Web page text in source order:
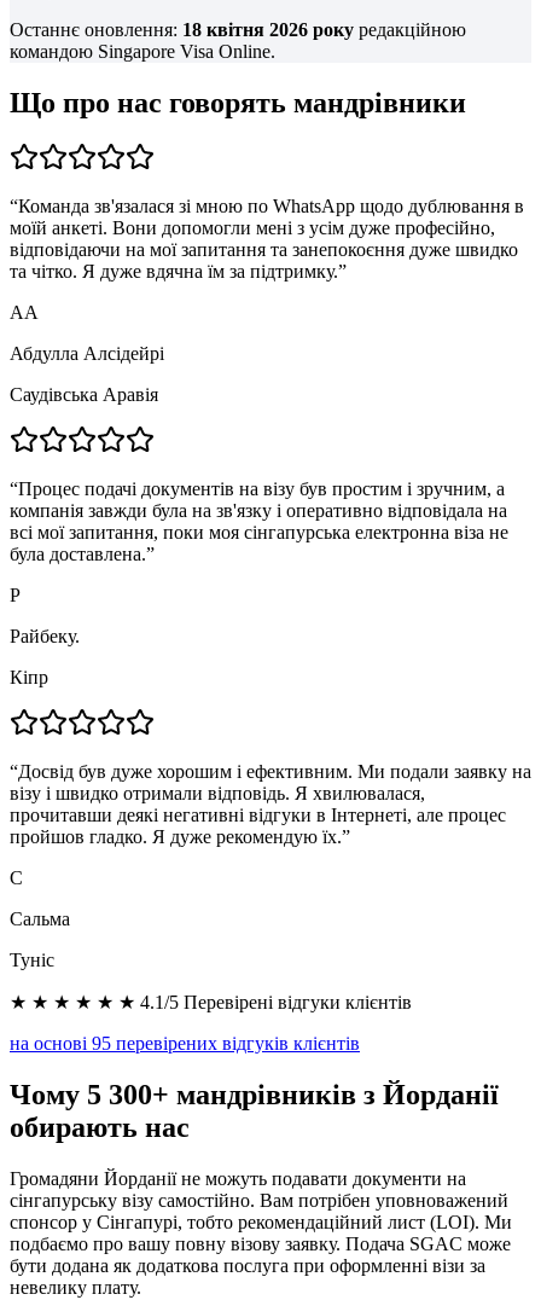
Останнє оновлення: 18 квітня 2026 року редакційною
командою Singapore Visa Online.
Що про нас говорять мандрівники
“Команда зв'язалася зі мною по WhatsApp щодо дублювання в
моїй анкеті. Вони допомогли мені з усім дуже професійно,
відповідаючи на мої запитання та занепокоєння дуже швидко
та чітко. Я дуже вдячна їм за підтримку.”
АА
Абдулла Алсідейрі
Саудівська Аравія
“Процес подачі документів на візу був простим і зручним, а
компанія завжди була на зв'язку і оперативно відповідала на
всі мої запитання, поки моя сінгапурська електронна віза не
була доставлена.”
Р
Райбеку.
Кіпр
“Досвід був дуже хорошим і ефективним. Ми подали заявку на
візу і швидко отримали відповідь. Я хвилювалася,
прочитавши деякі негативні відгуки в Інтернеті, але процес
пройшов гладко. Я дуже рекомендую їх.”
С
Сальма
Туніс
★ ★ ★ ★ ★ ★ 4.1/5 Перевірені відгуки клієнтів
на основі 95 перевірених відгуків клієнтів
Чому 5 300+ мандрівників з Йорданії
обирають нас
Громадяни Йорданії не можуть подавати документи на
сінгапурську візу самостійно. Вам потрібен уповноважений
спонсор у Сінгапурі, тобто рекомендаційний лист (LOI). Ми
подбаємо про вашу повну візову заявку. Подача SGAC може
бути додана як додаткова послуга при оформленні візи за
невелику плату.